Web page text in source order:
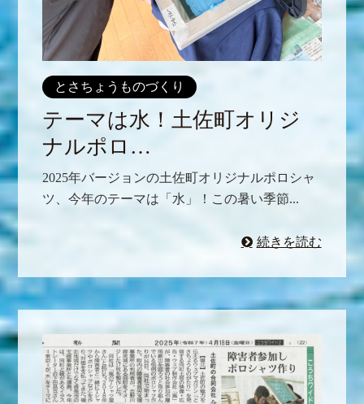
とさちょうものづくり
テーマは水！土佐町オリジ
ナルポロ…
2025年バージョンの土佐町オリジナルポロシャ
ツ、今年のテーマは「水」！この暑い季節...
続きを読む